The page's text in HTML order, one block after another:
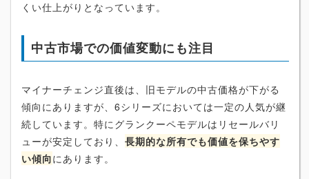
くい仕上がりとなっています。
中古市場での価値変動にも注目
マイナーチェンジ直後は、旧モデルの中古価格が下がる
傾向にありますが、6シリーズにおいては一定の人気が継
続しています。特にグランクーペモデルはリセールバリ
ューが安定しており、 長期的な所有でも価値を保ちやす
い傾向にあります。